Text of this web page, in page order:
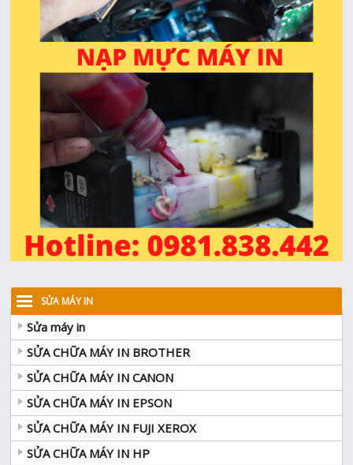
SỬA MÁY IN
Sửa máy in
SỬA CHỮA MÁY IN BROTHER
SỬA CHỮA MÁY IN CANON
SỬA CHỮA MÁY IN EPSON
SỬA CHỮA MÁY IN FUJI XEROX
SỬA CHỮA MÁY IN HP